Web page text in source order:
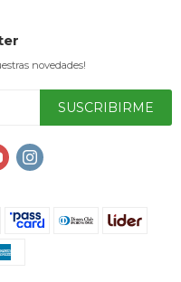
novedades!
SUSCRIBIRME
